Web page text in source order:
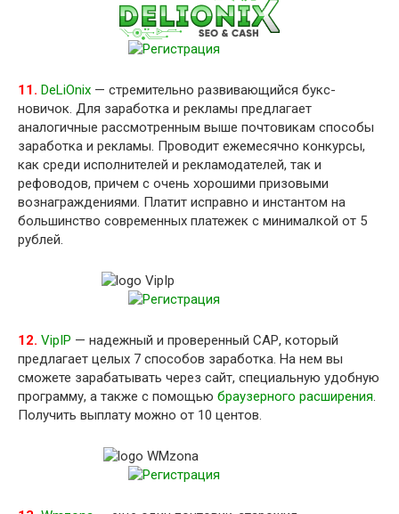
11. DeLiOnix — стремительно развивающийся букс-
новичок. Для заработка и рекламы предлагает
аналогичные рассмотренным выше почтовикам способы
заработка и рекламы. Проводит ежемесячно конкурсы,
как среди исполнителей и рекламодателей, так и
рефоводов, причем с очень хорошими призовыми
вознаграждениями. Платит исправно и инстантом на
большинство современных платежек с минималкой от 5
рублей.
12. VipIP — надежный и проверенный САР, который
предлагает целых 7 способов заработка. На нем вы
сможете зарабатывать через сайт, специальную удобную
программу, а также с помощью браузерного расширения.
Получить выплату можно от 10 центов.